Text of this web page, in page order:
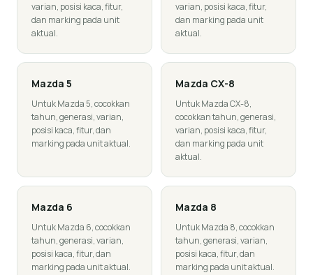
varian, posisi kaca, fitur,
dan marking pada unit
aktual.
varian, posisi kaca, fitur,
dan marking pada unit
aktual.
Mazda 5
Untuk Mazda 5, cocokkan
tahun, generasi, varian,
posisi kaca, fitur, dan
marking pada unit aktual.
Mazda CX-8
Untuk Mazda CX-8,
cocokkan tahun, generasi,
varian, posisi kaca, fitur,
dan marking pada unit
aktual.
Mazda 6
Untuk Mazda 6, cocokkan
tahun, generasi, varian,
posisi kaca, fitur, dan
marking pada unit aktual.
Mazda 8
Untuk Mazda 8, cocokkan
tahun, generasi, varian,
posisi kaca, fitur, dan
marking pada unit aktual.